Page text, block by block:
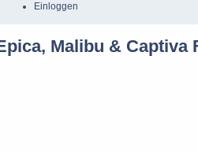
Einloggen